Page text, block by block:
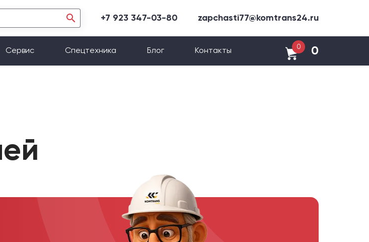
+7 923 347-03-80 zapchasti77@komtrans24.ru
Сервис Спецтехника Блог Контакты
0 0